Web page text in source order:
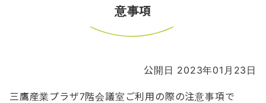
意事項
公開日 2023年01月23日
三鷹産業プラザ7階会議室ご利用の際の注意事項で